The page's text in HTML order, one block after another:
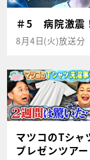
＃5 病院激震
8月4日(火)放送分
マツコのTシャ
プレゼンツアー